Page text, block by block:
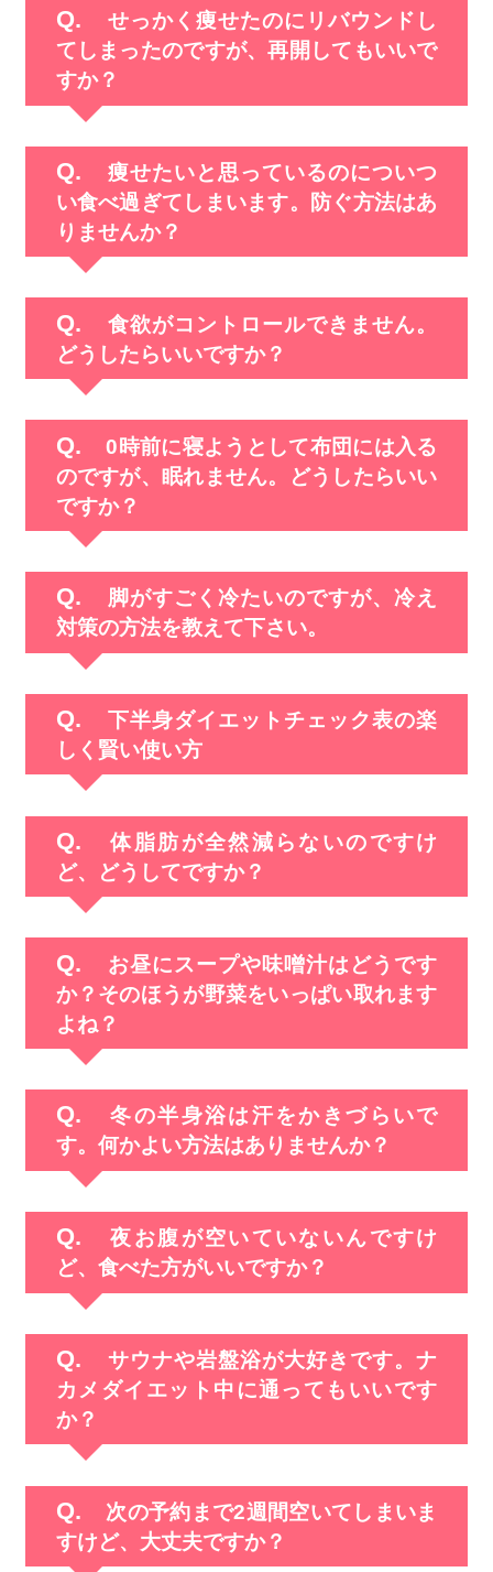
せっかく痩せたのにリバウンドし
てしまったのですが、再開してもいいで
すか？
痩せたいと思っているのについつ
い食べ過ぎてしまいます。防ぐ方法はあ
りませんか？
食欲がコントロールできません。
どうしたらいいですか？
0時前に寝ようとして布団には入る
のですが、眠れません。どうしたらいい
ですか？
脚がすごく冷たいのですが、冷え
対策の方法を教えて下さい。
下半身ダイエットチェック表の楽
しく賢い使い方
体脂肪が全然減らないのですけ
ど、どうしてですか？
お昼にスープや味噌汁はどうです
か？そのほうが野菜をいっぱい取れます
よね？
冬の半身浴は汗をかきづらいで
す。何かよい方法はありませんか？
夜お腹が空いていないんですけ
ど、食べた方がいいですか？
サウナや岩盤浴が大好きです。ナ
カメダイエット中に通ってもいいです
か？
次の予約まで2週間空いてしまいま
すけど、大丈夫ですか？